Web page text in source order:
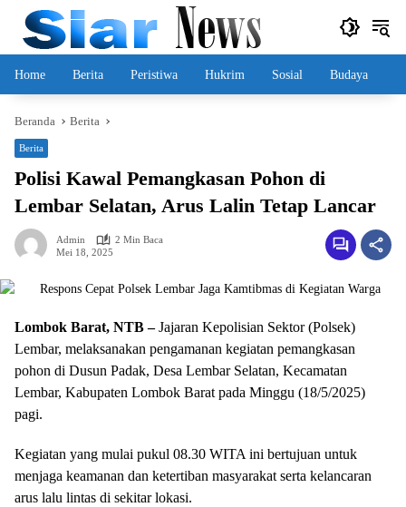
Langsung
konten
Home Berita Peristiwa Hukrim Sosial Budaya
Beranda Berita
Berita
Polisi Kawal Pemangkasan Pohon di
Lembar Selatan, Arus Lalin Tetap Lancar
Admin
2 Min Baca
Mei 18, 2025
Lombok Barat, NTB –Jajaran Kepolisian Sektor (Polsek)
Lembar, melaksanakan pengamanan kegiatan pemangkasan
pohon di Dusun Padak, Desa Lembar Selatan, Kecamatan
Lembar, Kabupaten Lombok Barat pada Minggu (18/5/2025)
pagi.
Kegiatan yang mulai pukul 08.30 WITA ini bertujuan untuk
menjaga keamanan dan ketertiban masyarakat serta kelancaran
arus lalu lintas di sekitar lokasi.